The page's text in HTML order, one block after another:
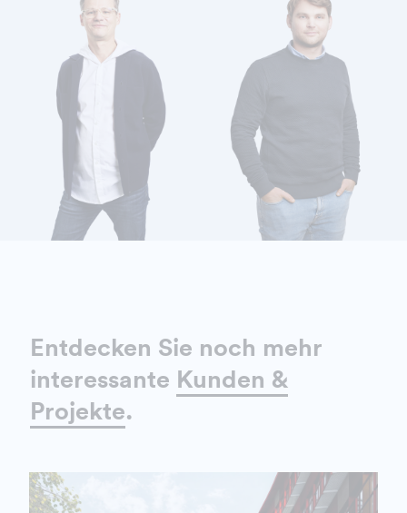
DETAILS ANZEIGEN DETAILS ANZEIGEN
Entdecken Sie noch mehr
interessante Kunden &
Projekte.